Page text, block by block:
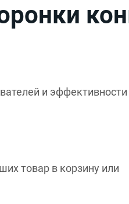
и эффективности
товар в корзину или